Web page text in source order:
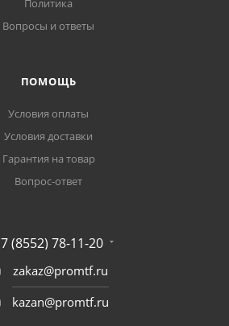
Политика
Вопросы и ответы
ПОМОЩЬ
Условия оплаты
Условия доставки
Гарантия на товар
Вопрос-ответ
7 (8552) 78-11-20
zakaz@promtf.ru
kazan@promtf.ru